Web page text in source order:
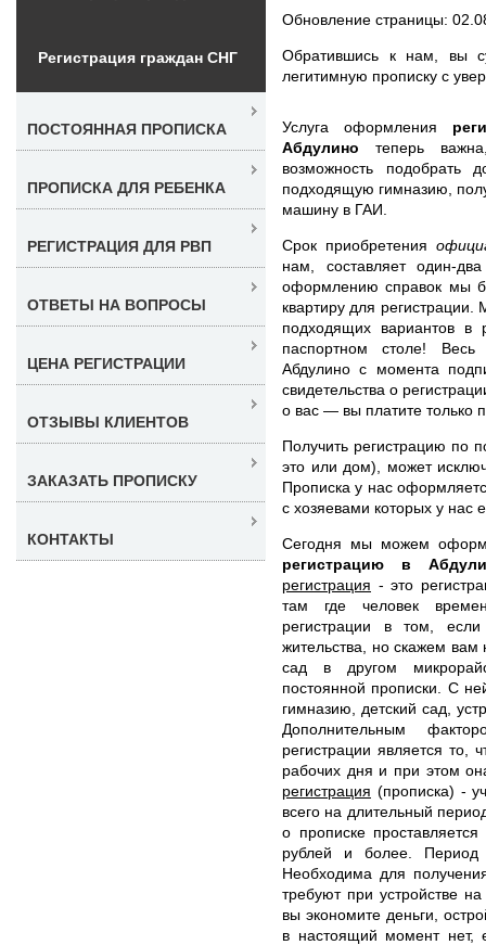
Обновление страницы:
Обратившись к нам, вы
легитимную прописку с
Услуга оформления
Абдулино теперь
возможность подобрать
подходящую гимназию,
машину в ГАИ.
Срок приобретения
нам, составляет один-
оформлению справок мы
квартиру для
подходящих вариантов в
паспортном столе!
Абдулино с момента
свидетельства о
о вас — вы платите только
Получить регистрацию по
это или дом), может
Прописка у нас
с хозяевами которых у нас
Сегодня мы можем
регистрацию в
регистрация - это
там где человек
регистрации в том,
жительства, но скажем вам
сад в другом
постоянной прописки. С
гимназию, детский сад,
Дополнительным
регистрации является то,
рабочих дня и при этом
регистрация (прописка) -
всего на длительный
о прописке
рублей и более. Период
Необходима для
требуют при устройстве
вы экономите деньги,
в настоящий момент нет,
Регистрация граждан СНГ
ПОСТОЯННАЯ ПРОПИСКА
ПРОПИСКА ДЛЯ РЕБЕНКА
РЕГИСТРАЦИЯ ДЛЯ РВП
ОТВЕТЫ НА ВОПРОСЫ
ЦЕНА РЕГИСТРАЦИИ
ОТЗЫВЫ КЛИЕНТОВ
ЗАКАЗАТЬ ПРОПИСКУ
КОНТАКТЫ